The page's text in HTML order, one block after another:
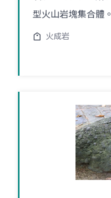
型火山岩塊集合體。
火成岩